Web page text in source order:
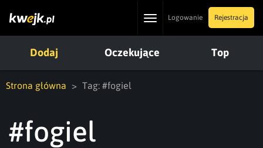
ToggleLogowanie Rejestracja
Dodaj Oczekujące Top
Strona główna Tag: #fogiel
#fogiel